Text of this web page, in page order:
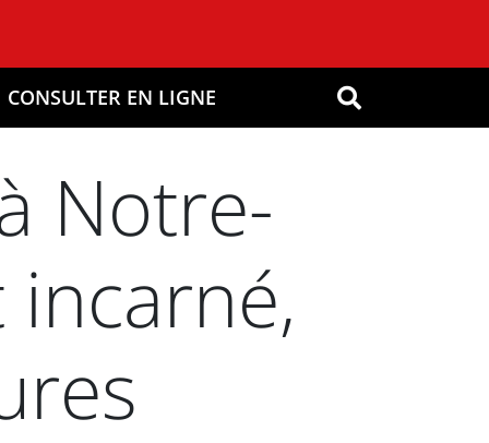
OK
CONSULTER EN LIGNE
Notre-
incarné,